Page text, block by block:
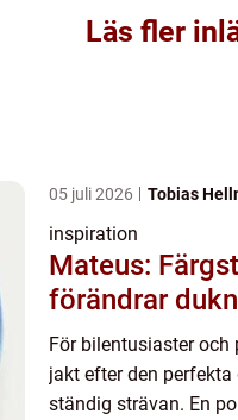
Läs fler
05 juli 2026 Tobias
inspiration
Mateus:
förändrar
För bilentusiaster
jakt efter den
ständig strävan. En